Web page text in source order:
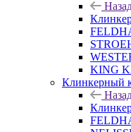
KING
Клинкерный